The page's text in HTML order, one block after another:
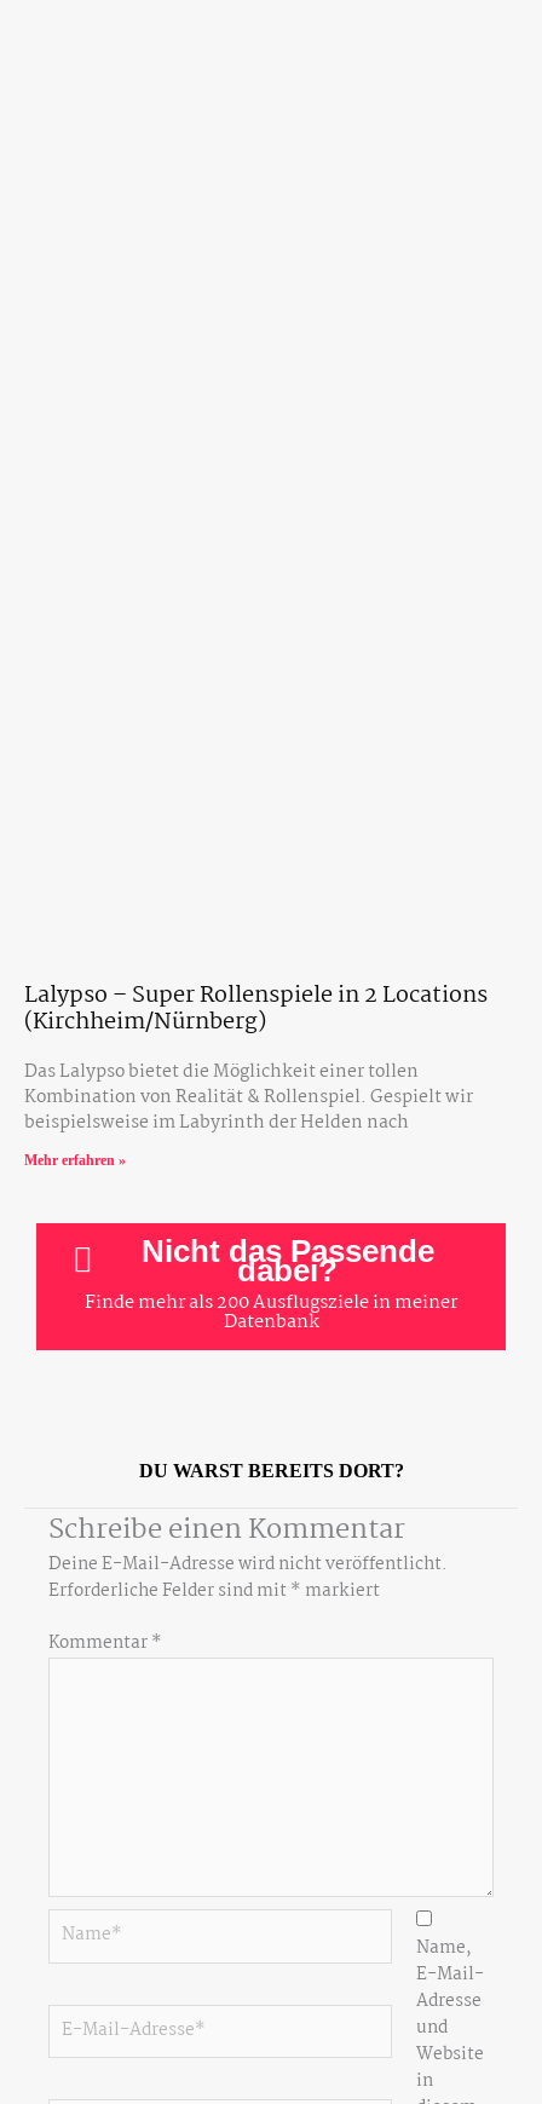
Lalypso – Super Rollenspiele in 2 Locations
(Kirchheim/Nürnberg)
Das Lalypso bietet die Möglichkeit einer tollen
Kombination von Realität & Rollenspiel. Gespielt wir
beispielsweise im Labyrinth der Helden nach
Mehr erfahren »
Nicht das Passende
dabei?
Finde mehr als 200 Ausflugsziele in meiner
Datenbank
DU WARST BEREITS DORT?
Schreibe einen Kommentar
Deine E-Mail-Adresse wird nicht veröffentlicht.
Erforderliche Felder sind mit* markiert
Kommentar*
Name*
E-
Mail-
Name,
E-Mail-
Adresse
und
Website
in